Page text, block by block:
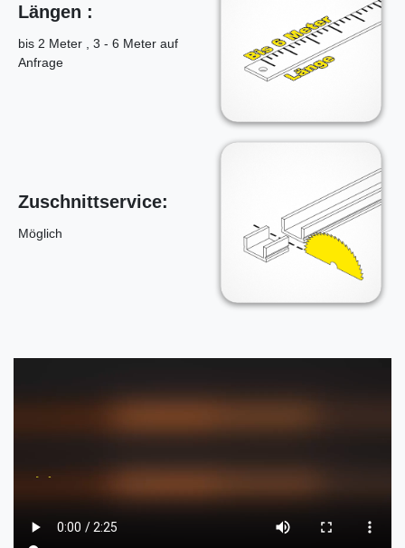
Längen :
bis 2 Meter , 3 - 6 Meter auf
Anfrage
Zuschnittservice:
Möglich